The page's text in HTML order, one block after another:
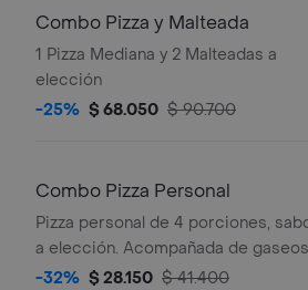
Combo Pizza y Malteada
1 Pizza Mediana y 2 Malteadas a
elección
-25% $ 68.050 $ 90.700
Combo Pizza Personal
Pizza personal de 4 porciones, sabor
a elección. Acompañada de
a elección 250ml.
-32% $ 28.150 $ 41.400